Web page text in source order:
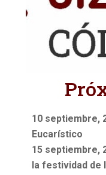
10 septiembre,
Eucarístico
15 septiembre,
la festividad de